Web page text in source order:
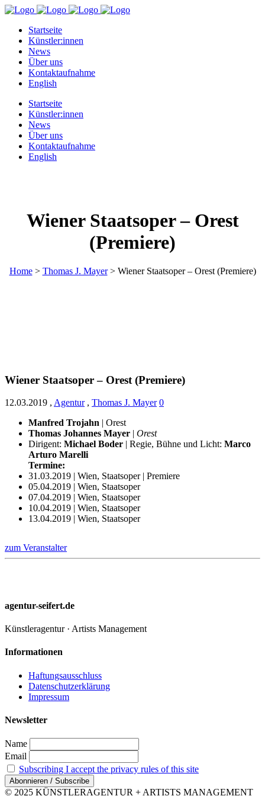
Startseite
Künstler:innen
News
Über uns
Kontaktaufnahme
English
Startseite
Künstler:innen
News
Über uns
Kontaktaufnahme
English
Wiener Staatsoper – Orest
(Premiere)
Home> Thomas J. Mayer > Wiener Staatsoper – Orest (Premiere)
Wiener Staatsoper – Orest (Premiere)
12.03.2019 , Agentur , Thomas J. Mayer 0
Manfred Trojahn | Orest
Thomas Johannes Mayer | Orest
Dirigent: Michael Boder | Regie, Bühne und Licht: Marco
Arturo Marelli
Termine:
31.03.2019 | Wien, Staatsoper | Premiere
05.04.2019 | Wien, Staatsoper
07.04.2019 | Wien, Staatsoper
10.04.2019 | Wien, Staatsoper
13.04.2019 | Wien, Staatsoper
zum Veranstalter
agentur-seifert.de
Künstleragentur · Artists Management
Informationen
Haftungsausschluss
Datenschutzerklärung
Impressum
Newsletter
Name
Email
Subscribing I accept the privacy rules of this site
© 2025 KÜNSTLERAGENTUR + ARTISTS MANAGEMENT